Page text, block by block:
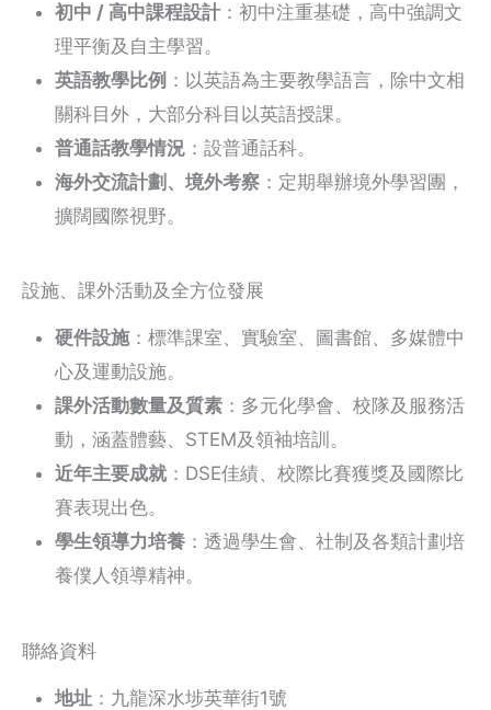
初中 / 高中課程設計 ：初中注重基礎，高中強調文
理平衡及自主學習。
英語教學比例 ：以英語為主要教學語言，除中文相
關科目外，大部分科目以英語授課。
普通話教學情況 ：設普通話科。
海外交流計劃、境外考察 ：定期舉辦境外學習團，
擴闊國際視野。
設施、課外活動及全方位發展
硬件設施：標準課室、實驗室、圖書館、多媒體中
心及運動設施。
課外活動數量及質素 ：多元化學會、校隊及服務活
動，涵蓋體藝、STEM及領袖培訓。
近年主要成就 ：DSE佳績、校際比賽獲獎及國際比
賽表現出色。
學生領導力培養 ：透過學生會、社制及各類計劃培
養僕人領導精神。
聯絡資料
地址 ：九龍深水埗英華街1號